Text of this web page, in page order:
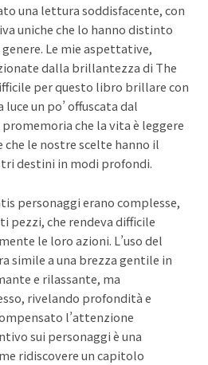
una lettura soddisfacente, con
uniche che lo hanno distinto
Le mie aspettative,
dalla brillantezza di The
per questo libro brillare con
un po’ offuscata dal
che la vita è leggere
le nostre scelte hanno il
destini in modi profondi.
personaggi erano complesse,
pezzi, che rendeva difficile
le loro azioni. L’uso del
simile a una brezza gentile in
e rilassante, ma
rivelando profondità e
l’attenzione
sui personaggi è una
ridiscovere un capitolo